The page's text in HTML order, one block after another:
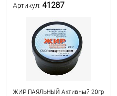
Артикул: 41287
ЖИР ПАЯЛЬНЫЙ Активный 20гр